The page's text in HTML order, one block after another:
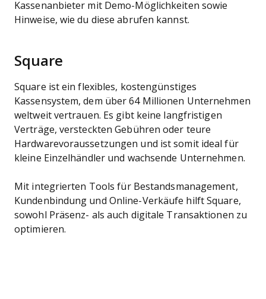
Kassenanbieter mit Demo-Möglichkeiten sowie
Hinweise, wie du diese abrufen kannst.
Square
Square ist ein flexibles, kostengünstiges
Kassensystem, dem über 64 Millionen Unternehmen
weltweit vertrauen. Es gibt keine langfristigen
Verträge, versteckten Gebühren oder teure
Hardwarevoraussetzungen und ist somit ideal für
kleine Einzelhändler und wachsende Unternehmen.
Mit integrierten Tools für Bestandsmanagement,
Kundenbindung und Online-Verkäufe hilft Square,
sowohl Präsenz- als auch digitale Transaktionen zu
optimieren.